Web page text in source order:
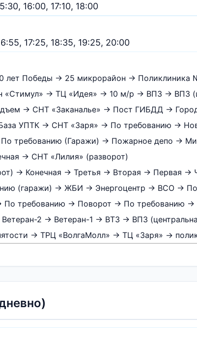
16:00, 17:10, 18:00
17:25, 18:35, 19:25, 20:00
лет Победы → 25 микрорайон →
«Стимул» → ТЦ «Идея» → 10 м/р → ВПЗ → ВПЗ
→ СНТ «Заканалье» → Пост ГИБДД →
УПТК → СНТ «Заря» → По требованию →
требованию (Гаражи) → Пожарное депо →
→ СНТ «Лилия» (разворот)
→ Конечная → Третья → Вторая → Первая
(гаражи) → ЖБИ → Энергоцентр → ВСО →
требованию → Поворот → По требованию
2 → Ветеран-1 → ВТЗ → ВПЗ
→ ТРЦ «ВолгаМолл» → ТЦ «Заря» →